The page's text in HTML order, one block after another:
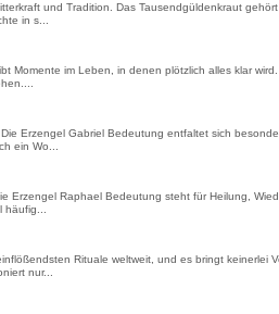
und Tradition. Das Tausendgüldenkraut
in s...
Momente im Leben, in denen plötzlich alles klar
Erzengel Gabriel Bedeutung entfaltet sich
ein Wo...
Erzengel Raphael Bedeutung steht für Heilung,
Rituale weltweit, und es bringt keinerlei
nur...